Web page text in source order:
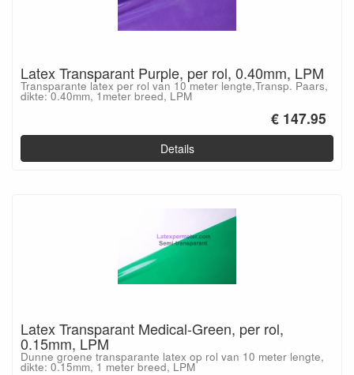
Latex Transparant Purple, per rol, 0.40mm, LPM
Transparante latex per rol van 10 meter lengte,Transp. Paars,
dikte: 0.40mm, 1meter breed, LPM
€ 147.95
Details
Latex Transparant Medical-Green, per rol,
0.15mm, LPM
Dunne groene transparante latex op rol van 10 meter lengte,
dikte: 0.15mm, 1 meter breed, LPM